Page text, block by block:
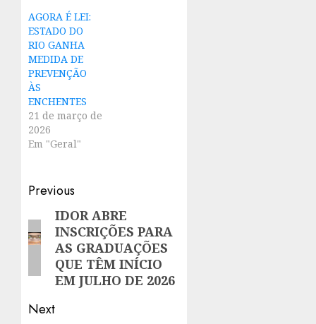
AGORA É LEI:
ESTADO DO
RIO GANHA
MEDIDA DE
PREVENÇÃO
ÀS
ENCHENTES
21 de março de
2026
Em "Geral"
Post
navigation
Previous
Previous
post:
IDOR ABRE
INSCRIÇÕES PARA
AS GRADUAÇÕES
QUE TÊM INÍCIO
EM JULHO DE 2026
Next